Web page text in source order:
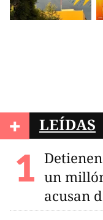
+ LEÍDAS
un
acusan